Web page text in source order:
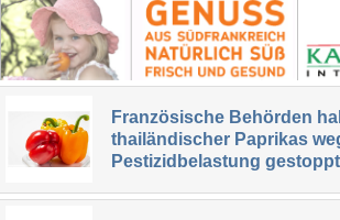
Französische Behörden
thailändischer Paprikas
Pestizidbelastung gestoppt